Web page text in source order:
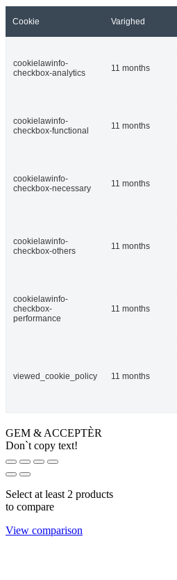
Cookie Varighed
cookielawinfo-
checkbox-analytics
11 months
cookielawinfo-
checkbox-functional
11 months
cookielawinfo-
checkbox-necessary
11 months
cookielawinfo-
checkbox-others
11 months
cookielawinfo-
checkbox-
performance
11 months
viewed_cookie_policy 11 months
GEM & ACCEPTÈR
Don`t copy text!
Select at least 2 products
to compare
View comparison